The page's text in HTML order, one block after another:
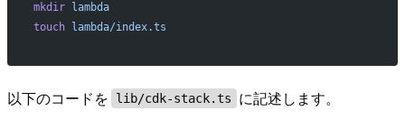
mkdir lambda
touch lambda/index.ts
以下のコードを lib/cdk-stack.ts に記述します。